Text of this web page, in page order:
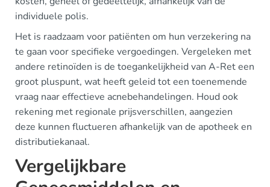
individuele polis.
Het is raadzaam voor patiënten om hun verzekering na
te gaan voor specifieke vergoedingen. Vergeleken met
andere retinoïden is de toegankelijkheid van A-Ret een
groot pluspunt, wat heeft geleid tot een toenemende
vraag naar effectieve acnebehandelingen. Houd ook
rekening met regionale prijsverschillen, aangezien
deze kunnen fluctueren afhankelijk van de apotheek en
distributiekanaal.
Vergelijkbare